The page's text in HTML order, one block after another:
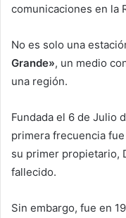
comunicaciones en la
No es solo una
Grande», un medio
una región.
Fundada el 6 de Julio
primera frecuencia
su primer propietario,
fallecido.
Sin embargo, fue en